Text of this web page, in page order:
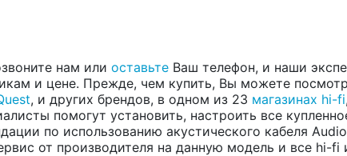
нам или оставьте Ваш телефон, и наши
и цене. Прежде, чем купить, Вы можете
, и других брендов, в одном из 23 магазинах hi-fi
помогут установить, настроить все
по использованию акустического кабеля
от производителя на данную модель и все hi-fi